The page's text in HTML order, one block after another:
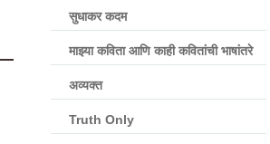
सुधाकर कदम
माझ्या कविता आणि काही कवितांची भाषांतरे
अव्यक्त
Truth Only